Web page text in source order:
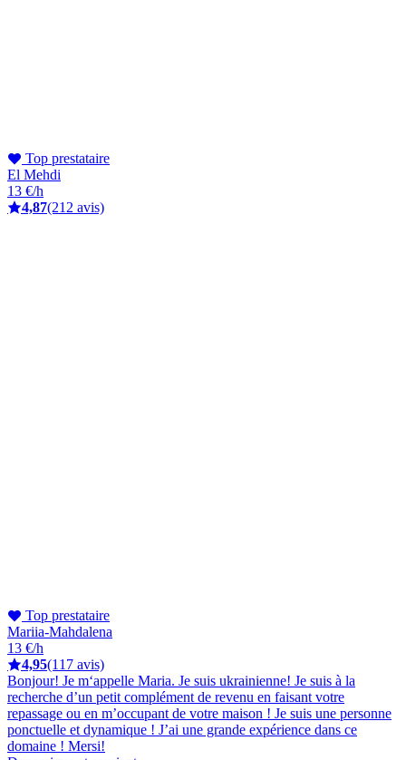
Top prestataire
El Mehdi
13 €/h
4,87(212 avis)
Top prestataire
Mariia-Mahdalena
13 €/h
4,95(117 avis)
Bonjour! Je m‘appelle Maria. Je suis ukrainienne! Je suis à la
recherche d’un petit complément de revenu en faisant votre
repassage ou en m’occupant de votre maison ! Je suis une personne
ponctuelle et dynamique ! J’ai une grande expérience dans ce
domaine ! Mersi!